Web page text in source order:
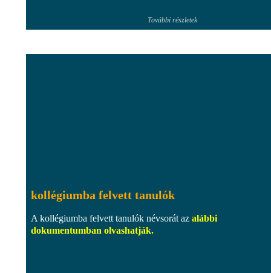
További részletek
kollégiumba felvett tanulók
A kollégiumba felvett tanulók névsorát az alábbi
dokumentumban olvashatják.